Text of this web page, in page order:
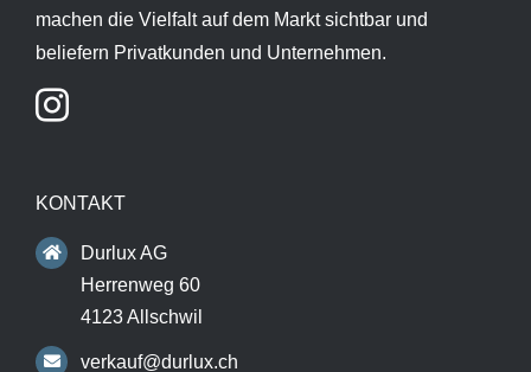
machen die Vielfalt auf dem Markt sichtbar und
beliefern Privatkunden und Unternehmen.
KONTAKT
Durlux AG
Herrenweg 60
4123 Allschwil
verkauf@durlux.ch